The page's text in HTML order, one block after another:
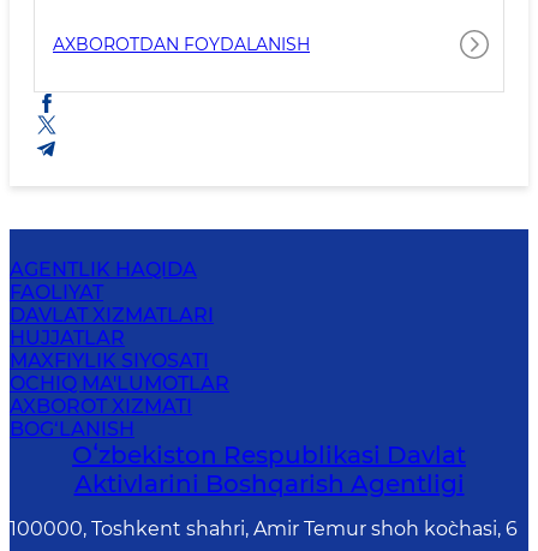
AXBOROTDAN FOYDALANISH
AGENTLIK HAQIDA
FAOLIYAT
DAVLAT XIZMATLARI
HUJJATLAR
MAXFIYLIK SIYOSATI
OCHIQ MA'LUMOTLAR
AXBOROT XIZMATI
BOG‘LANISH
Oʻzbekiston Respublikasi Davlat
Aktivlarini Boshqarish Agentligi
100000, Toshkent shahri, Amir Temur shoh ko`chasi, 6